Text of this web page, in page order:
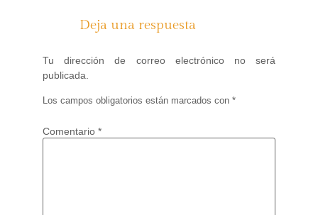
Deja una respuesta
Tu dirección de correo electrónico no será
publicada.
Los campos obligatorios están marcados con *
Comentario *